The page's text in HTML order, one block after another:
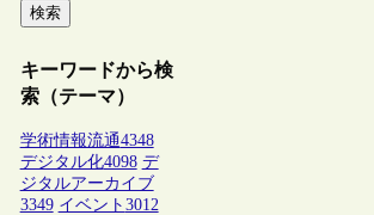
検索
キーワードから検
索（テーマ）
学術情報流通4348
デジタル化4098 デ
ジタルアーカイブ
3349 イベント 3012